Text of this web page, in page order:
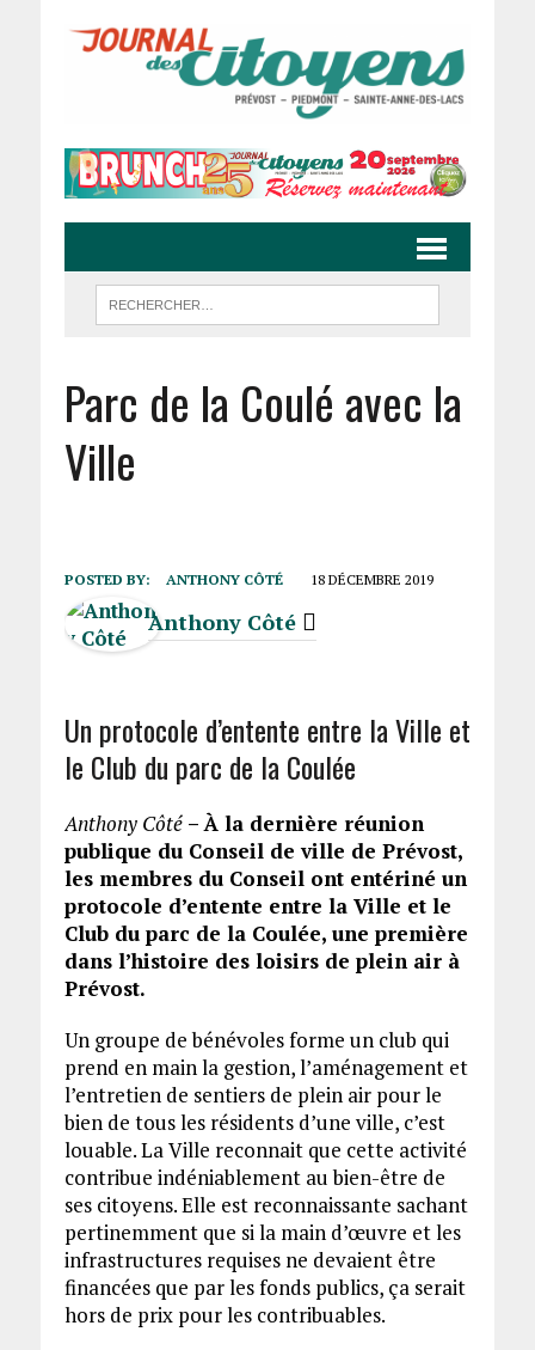
Parc de la Coulé avec la
Ville
POSTED BY: ANTHONY CÔTÉ 18 DÉCEMBRE 2019
Anthony Côté
Un protocole d’entente entre la Ville et
le Club du parc de la Coulée
Anthony Côté – À la dernière réunion
publique du Conseil de ville de Prévost,
les membres du Conseil ont entériné un
protocole d’entente entre la Ville et le
Club du parc de la Coulée, une première
dans l’histoire des loisirs de plein air à
Prévost.
Un groupe de bénévoles forme un club qui
prend en main la gestion, l’aménagement et
l’entretien de sentiers de plein air pour le
bien de tous les résidents d’une ville, c’est
louable. La Ville reconnait que cette activité
contribue indéniablement au bien-être de
ses citoyens. Elle est reconnaissante sachant
pertinemment que si la main d’œuvre et les
infrastructures requises ne devaient être
financées que par les fonds publics, ça serait
hors de prix pour les contribuables.